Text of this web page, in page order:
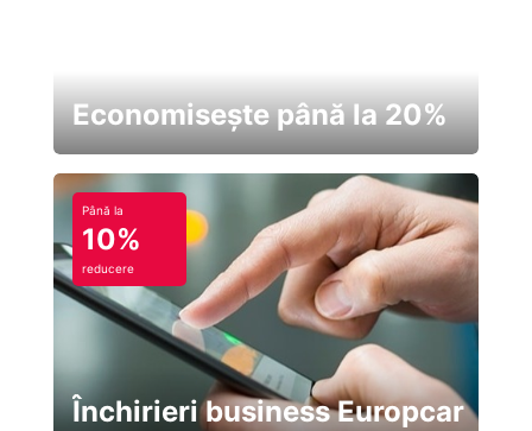
Economisește până la 20%
Până la
10%
reducere
Închirieri business Europcar